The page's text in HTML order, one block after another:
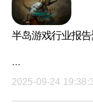
半岛游戏行业报
···
2025-09-24